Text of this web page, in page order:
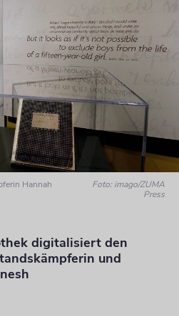
Hannah
Foto: imago/ZUMA
Press
digitalisiert den
und